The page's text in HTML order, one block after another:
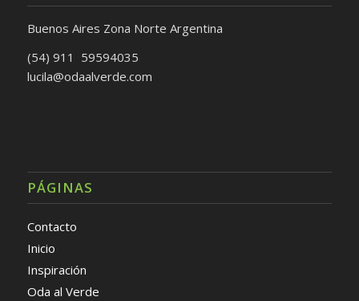
Buenos Aires Zona Norte Argentina
(54) 911 59594035
lucila@odaalverde.com
PÁGINAS
Contacto
Inicio
Inspiración
Oda al Verde